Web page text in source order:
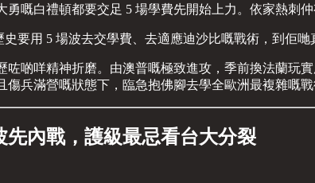
勇嘅白禮頓都要交足 5 場學費先開始上力。依家熱刺仲
要用 5 場波去交學費、去適應迪沙比嘅戰術，到佢
咗啲咩精神折磨。由澳普嘅極致進攻，季前換法蘭玩
傷兵滿營嘅狀態下，臨急抱佛腳去學全歐洲最複雜嘅
先內戰，護級最忌看台大分裂